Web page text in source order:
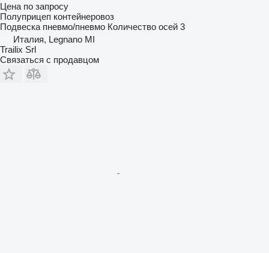
Цена по запросу
Полуприцеп контейнеровоз
Подвеска пневмо/пневмо Количество осей 3
Италия, Legnano MI
Trailix Srl
Связаться с продавцом